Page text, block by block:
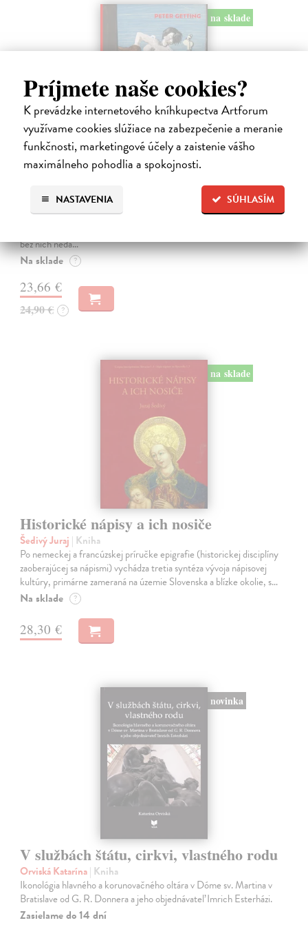
Príjmete naše cookies?
K prevádzke internetového kníhkupectva Artforum
využívame cookies slúžiace na zabezpečenie a meranie
funkčnosti, marketingové účely a zaistenie vášho
maximálneho pohodlia a spokojnosti.
SÚHLASÍM
NASTAVENIA
na sklade
Studne mútne
Sú ikonickými postavami našej kultúry. Postavili im sochy a
pomenovali po nich ulice, majú svoje nespochybniteľné miesto v
bez nich nedá…
Na sklade ?
23,66 €
24,90 € ?
na sklade
Historické nápisy a ich nosiče
Šedivý Juraj | Kniha
Po nemeckej a francúzskej príručke epigrafie (historickej disciplíny
zaoberajúcej sa nápismi) vychádza tretia syntéza vývoja nápisovej
kultúry, primárne zameraná na územie Slovenska a blízke okolie, s…
Na sklade ?
28,30 €
novinka
V službách štátu, cirkvi, vlastného rodu
Orviská Katarína| Kniha
Ikonológia hlavného a korunovačného oltára v Dóme sv. Martina v
Bratislave od G. R. Donnera a jeho objednávateľ Imrich Esterházi.
Zasielame do 14 dní